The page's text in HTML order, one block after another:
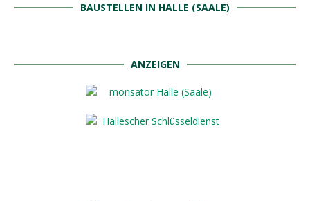
BAUSTELLEN IN HALLE (SAALE)
ANZEIGEN